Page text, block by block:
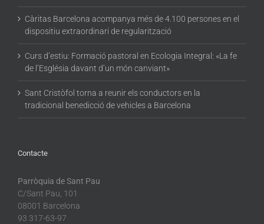
Càritas Barcelona acompanya més de 4.100 persones en el
dispositiu extraordinari de regularització
Curs d’estiu: Formació pastoral en Ecologia Integral: «La fe
de l’Església davant d’un món canviant»
Sant Cristòfol torna a reunir els conductors en la
tradicional benedicció de vehicles a Barcelona
Contacte
Parròquia de Sant Pau
C/Sant Pau, 101
08001 Barcelona
93 317-63-97